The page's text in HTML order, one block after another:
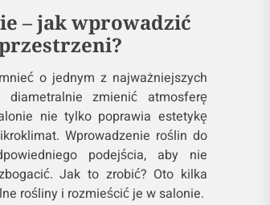
– jak wprowadzić
o jednym z najważniejszych
diametralnie zmienić atmosferę
nie tylko poprawia estetykę
Wprowadzenie roślin do
podejścia, aby nie
Jak to zrobić? Oto kilka
rośliny i rozmieścić je w salonie.